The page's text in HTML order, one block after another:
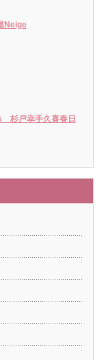
Neige
杉戸幸手久喜春日